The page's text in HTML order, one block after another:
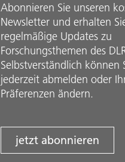
Abonnieren Sie unseren
Newsletter und erhalten
regelmäßige Updates zu
Forschungsthemen des
Selbstverständlich können
jederzeit abmelden oder
Präferenzen ändern.
jetzt abonnieren